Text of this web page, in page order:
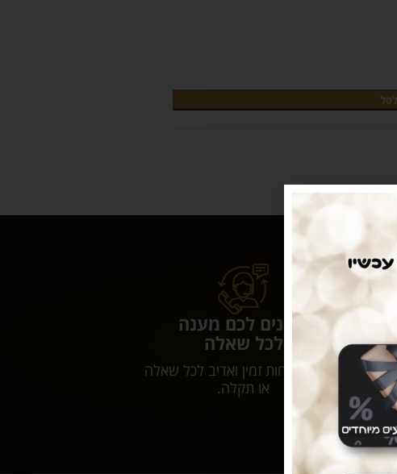
נותנים לכם מענה
לכל שאלה
שירות לקוחות זמין ואדיב לכל שאלה
או תקלה.